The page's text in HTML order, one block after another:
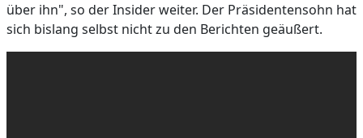
über ihn", so der Insider weiter. Der Präsidentensohn hat
sich bislang selbst nicht zu den Berichten geäußert.